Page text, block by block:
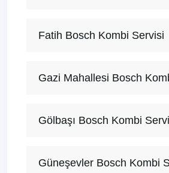
Fatih Bosch Kombi Servisi
Gazi Mahallesi Bosch
Gölbaşı Bosch Kombi
Güneşevler Bosch Kombi